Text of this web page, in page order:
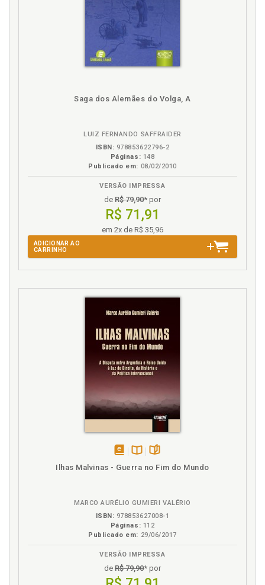
Saga dos Alemães do Volga, A
LUIZ FERNANDO SAFFRAIDER
ISBN: 978853622796-2
Páginas: 148
Publicado em: 08/02/2010
VERSÃO IMPRESSA
de R$ 79,90* por
R$ 71,91
em 2x de R$ 35,96
ADICIONAR AO
CARRINHO
páginas
Ilhas Malvinas - Guerra no Fim do Mundo
MARCO AURÉLIO GUMIERI VALÉRIO
ISBN: 978853627008-1
Páginas: 112
Publicado em: 29/06/2017
VERSÃO IMPRESSA
de R$ 79,90* por